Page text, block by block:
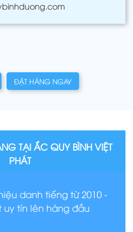
ĐẶT HÀNG NGAY
TẠI ẮC QUY BÌNH VIỆT
PHÁT
danh tiếng từ 2010 -
uy tín lên hàng đầu